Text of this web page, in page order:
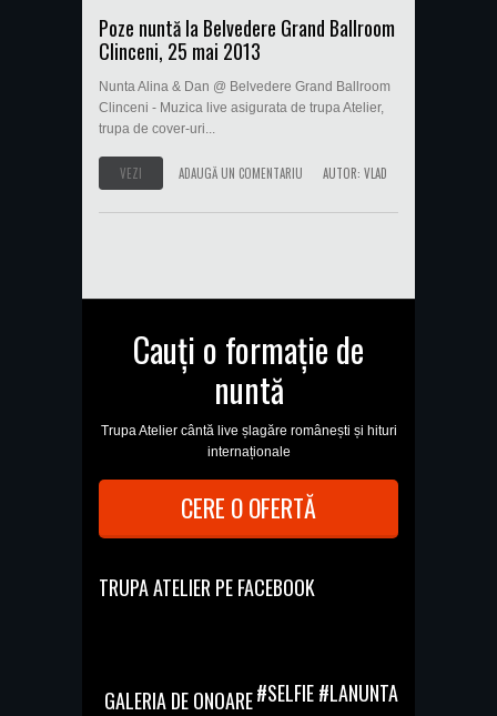
Poze nuntă la Belvedere Grand Ballroom
Clinceni, 25 mai 2013
Nunta Alina & Dan @ Belvedere Grand Ballroom
Clinceni - Muzica live asigurata de trupa Atelier,
trupa de cover-uri...
VEZI ADAUGĂ UN COMENTARIU AUTOR: VLAD
Cauți o formație de
nuntă
Trupa Atelier cântă live șlagăre românești și hituri
internaționale
CERE O OFERTĂ
TRUPA ATELIER PE FACEBOOK
GALERIA DE ONOARE#SELFIE #LANUNTA